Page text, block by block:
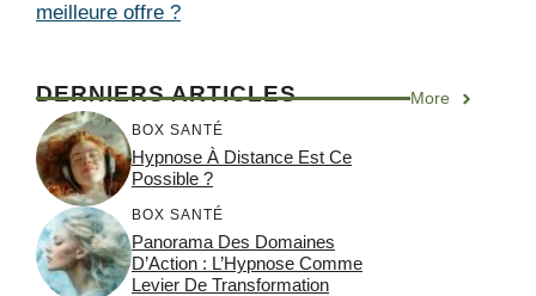
meilleure offre ?
DERNIERS ARTICLES More
BOX SANTÉ
Hypnose À Distance Est Ce
Possible ?
BOX SANTÉ
Panorama Des Domaines
D’Action : L’Hypnose Comme
Levier De Transformation